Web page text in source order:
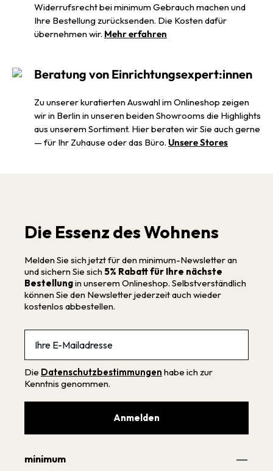
Widerrufsrecht bei minimum Gebrauch machen und
Ihre Bestellung zurücksenden. Die Kosten dafür
übernehmen wir. Mehr erfahren
Beratung von Einrichtungsexpert:innen
Zu unserer kuratierten Auswahl im Onlineshop zeigen
wir in Berlin in unseren beiden Showrooms die Highlights
aus unserem Sortiment. Hier beraten wir Sie auch gerne
— für Ihr Zuhause oder das Büro. Unsere Stores
Die Essenz des Wohnens
Melden Sie sich jetzt für den minimum-Newsletter an
und sichern Sie sich 5% Rabatt für Ihre nächste
Bestellungin unserem Onlineshop. Selbstverständlich
können Sie den Newsletter jederzeit auch wieder
kostenlos abbestellen.
Die Datenschutzbestimmungen habe ich zur
Kenntnis genommen.
Anmelden
minimum